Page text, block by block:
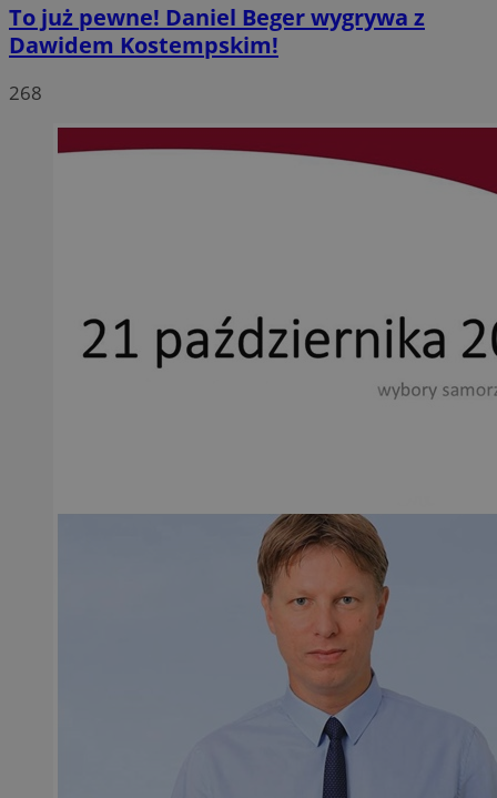
To już pewne! Daniel Beger wygrywa z
Dawidem Kostempskim!
268